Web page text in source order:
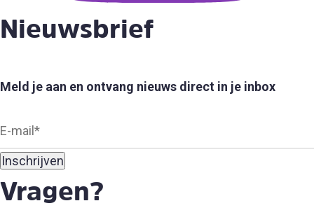
Nieuwsbrief
Meld je aan en ontvang nieuws direct in je inbox
Vragen?